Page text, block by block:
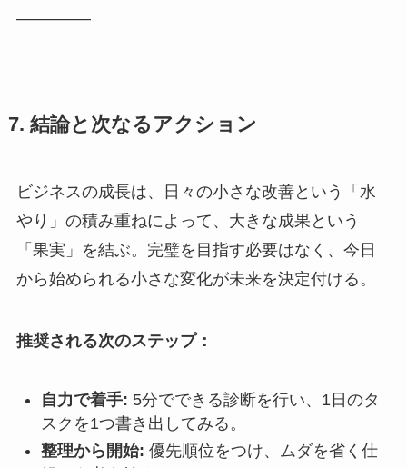
————–
7. 結論と次なるアクション
ビジネスの成長は、日々の小さな改善という「水
やり」の積み重ねによって、大きな成果という
「果実」を結ぶ。完璧を目指す必要はなく、今日
から始められる小さな変化が未来を決定付ける。
推奨される次のステップ：
自力で着手: 5分でできる診断を行い、1日のタ
スクを1つ書き出してみる。
整理から開始: 優先順位をつけ、ムダを省く仕